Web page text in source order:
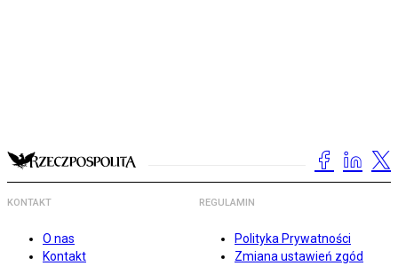
KONTAKT
O nas
Kontakt
REGULAMIN
Polityka Prywatności
Zmiana ustawień zgód